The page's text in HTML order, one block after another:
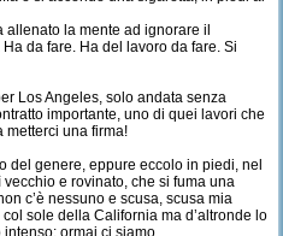
soggiorno.
la mente ad ignorare il
da fare. Ha del lavoro da fare. Si
Los Angeles, solo andata senza
importante, uno di quei lavori che
volte a metterci una firma!
del genere, eppure eccolo in piedi, nel
e rovinato, che si fuma una
c’è nessuno e scusa, scusa mia
sole della California ma d’altronde lo
ormai ci siamo